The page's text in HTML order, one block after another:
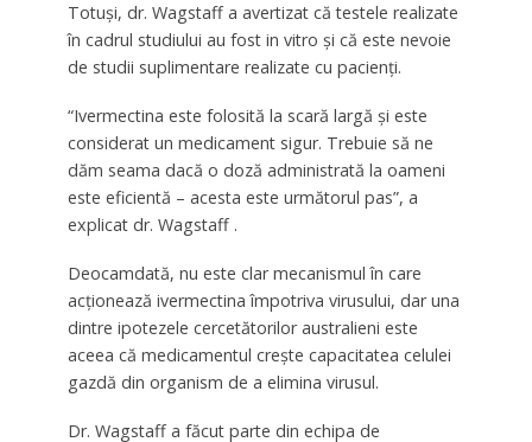
Totuși, dr. Wagstaff a avertizat că testele realizate
în cadrul studiului au fost in vitro și că este nevoie
de studii suplimentare realizate cu pacienți.
“Ivermectina este folosită la scară largă și este
considerat un medicament sigur. Trebuie să ne
dăm seama dacă o doză administrată la oameni
este eficientă – acesta este următorul pas”, a
explicat dr. Wagstaff .
Deocamdată, nu este clar mecanismul în care
acționează ivermectina împotriva virusului, dar una
dintre ipotezele cercetătorilor australieni este
aceea că medicamentul crește capacitatea celulei
gazdă din organism de a elimina virusul.
Dr. Wagstaff a făcut parte din echipa de